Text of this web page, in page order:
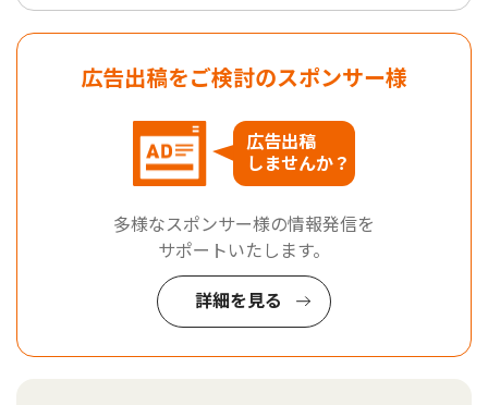
広告出稿をご検討のスポンサー様
広告出稿
しませんか？
多様なスポンサー様の情報発信を
サポートいたします。
詳細を見る